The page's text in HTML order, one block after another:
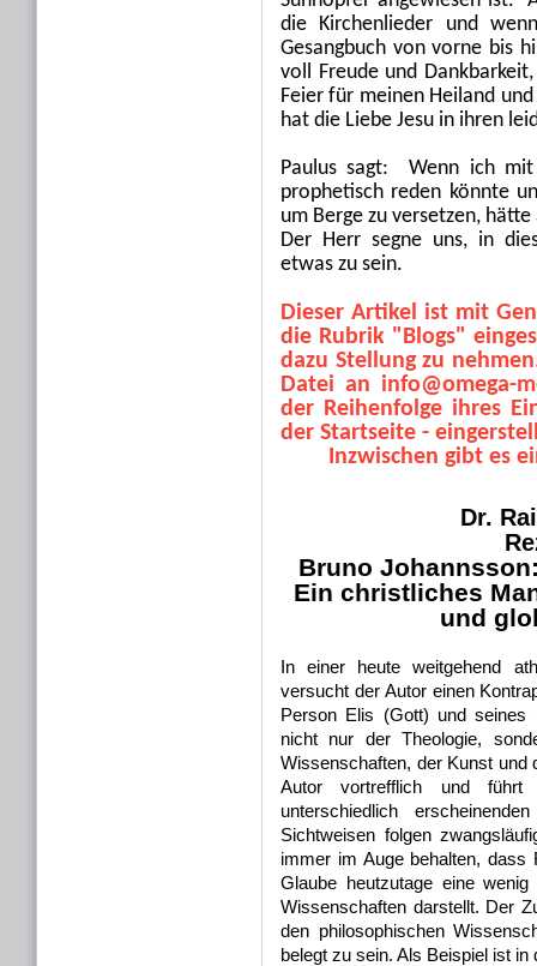
die Kirchenlieder und
Gesangbuch von vorne bis
voll Freude und
Feier für meinen Heiland
hat die Liebe Jesu in ihren
Paulus sagt: Wenn ich mit
prophetisch reden könnte
um Berge zu versetzen,
Der Herr segne uns, in
etwas zu sein.
Dieser Artikel ist mit
die Rubrik "Blogs"
dazu Stellung zu
Datei an info@omega-
der Reihenfolge ihres
der Startseite -
Inzwischen gibt es
Dr.
Bruno
Ein christliches
und
In einer heute weitgehend
versucht der Autor einen
Person Elis (Gott) und seines
nicht nur der Theologie,
Wissenschaften, der Kunst und
Autor vortrefflich und führt
unterschiedlich
Sichtweisen folgen
immer im Auge behalten, dass
Glaube heutzutage eine
Wissenschaften darstellt. Der
den philosophischen
belegt zu sein. Als Beispiel ist